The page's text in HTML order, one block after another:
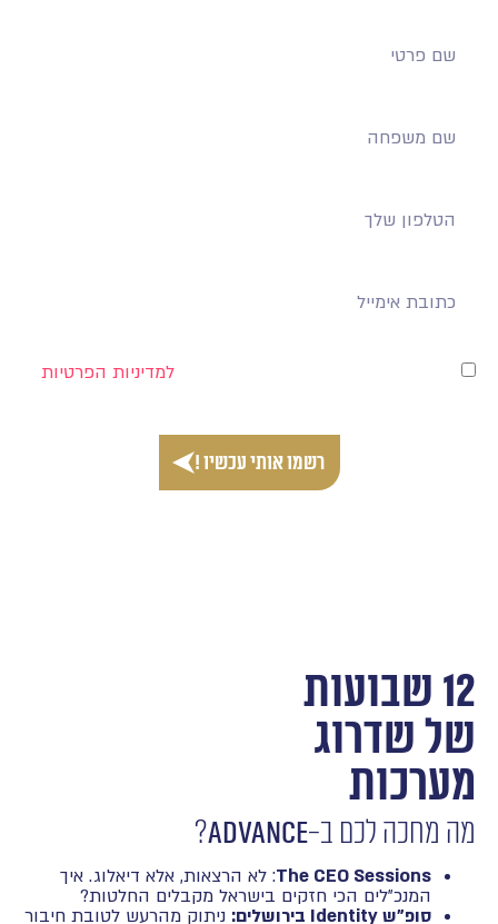
למדיניות הפרטיות
רשמו אותי עכשיו !
12 שבועות
של שדרוג
מערכות
מה מחכה לכם ב-ADVANCE
?
The CEO Sessions: לא הרצאות, אלא דיאלוג. איך
המנכ"לים הכי חזקים בישראל מקבלים החלטות?
⁠סופ"ש Identity בירושלים:
ניתוק מהרעש לטובת חיבור